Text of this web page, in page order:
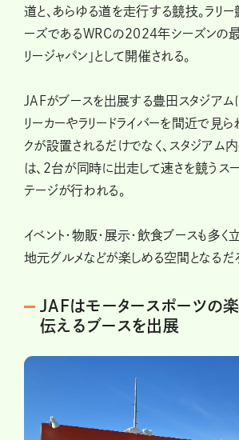
道と、あらゆる道を走行する競技。ラリ
ーズであるWRCの2024年シーズンの
リージャパン」として開催される。
JAFがブースを出展する豊田スタジアム
リーカーやラリードライバーを間近で見
クが設置されるだけでなく、スタジアム
は、2台が同時に出走して速さを競うス
テージが行われる。
イベント・物販・展示・飲食ブースも多く
地元グルメなどが楽しめる空間となるだ
JAFはモータースポーツの
伝えるブースを出展